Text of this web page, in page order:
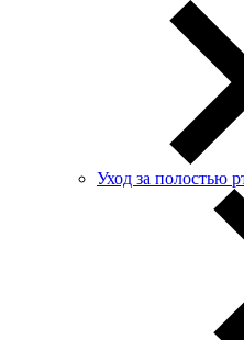
Уход за полостью